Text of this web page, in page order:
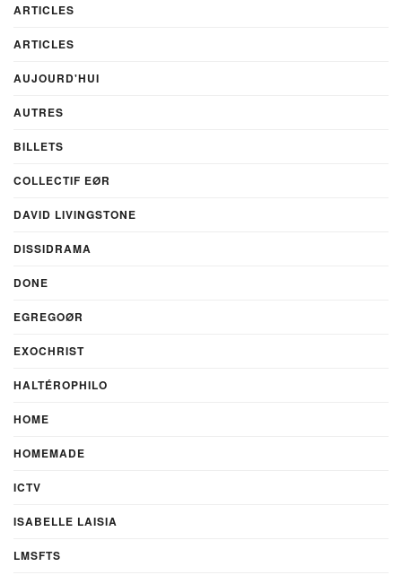
ARTICLES
ARTICLES
AUJOURD'HUI
AUTRES
BILLETS
COLLECTIF EØR
DAVID LIVINGSTONE
DISSIDRAMA
DONE
EGREGOØR
EXOCHRIST
HALTÉROPHILO
HOME
HOMEMADE
ICTV
ISABELLE LAISIA
LMSFTS